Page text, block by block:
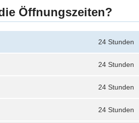
Öffnungszeiten?
24 Stunden
24 Stunden
24 Stunden
24 Stunden